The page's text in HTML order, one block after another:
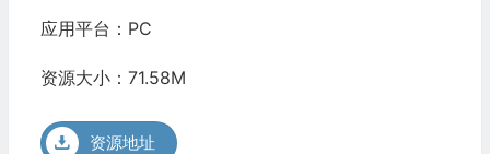
应用平台：PC
资源大小：71.58M
资源地址